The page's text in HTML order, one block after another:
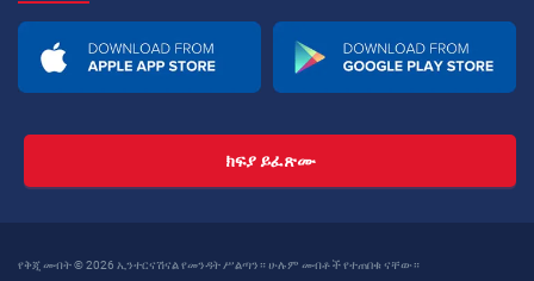
ክፍያ ይፈጽሙ
የቅጂ መብት © 2026 ኢንተርናሽናል የመንዳት ሥልጣን። ሁሉም መብቶች የተጠበቁ ናቸው።